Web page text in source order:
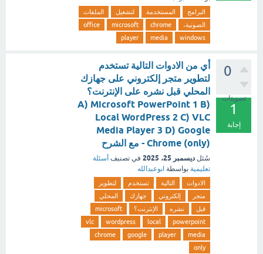
البرامج المستخدمة لتشغيل
الملفات
الصوتية،
chrome
microsoft
office
windows
media
player
0
تصويتات
1
إجابة
أي من الادوات التالية تستخدم
لتطوير متجر إلكتروني على جهازك
المحلي قبل نشره على الإنترنت؟
A) Microsoft PowerPoint 1 B)
Local WordPress 2 C) VLC
Media Player 3 D) Google
Chrome (only) - مع الشرح
سُئل ديسمبر 25، 2025 في تصنيف أسئلة
تعليمية بواسطة ابوعبدالله
الادوات التالية تستخدم
لتطوير
متجر
إلكتروني جهازك
المحلي
قبل
نشره الإنترنت؟
microsoft
powerpoint
local
wordpress
vlc
media
player
google
chrome
only